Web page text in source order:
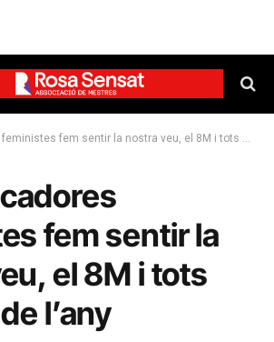
fem sentir la nostra veu, el 8M i tots els dies de l’any
fem sentir la
el 8M i tots
l’any